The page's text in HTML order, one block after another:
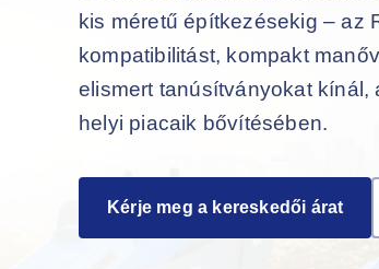
kis méretű építkezésekig – az
kompatibilitást, kompakt
elismert tanúsítványokat
helyi piacaik bővítésében.
Kérje meg a kereskedői árat